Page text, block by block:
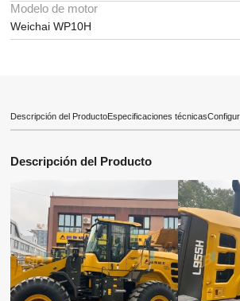
Modelo de motor
Weichai WP10H
Descripción del ProductoEspecificaciones técnicas
Descripción del Producto